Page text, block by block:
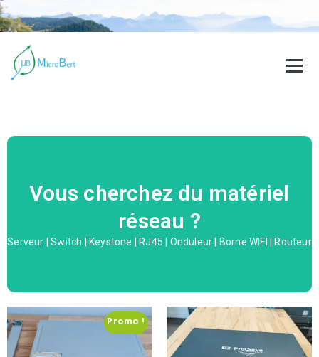
Vous cherchez du matériel
réseau ?
Serveur | Switch | Keystone | RJ45 | Onduleur | Borne WIFI | Routeur
N'attendez plus,
contactez nous !
Promo !